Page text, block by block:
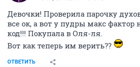
Девочки! Проверила парочку
все ок, а вот у пудры макс фактор
код!!! Покупала в Оля-ля.
Вот как теперь им верить??
ОТВЕТИТЬ